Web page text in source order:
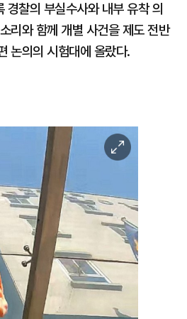
찰의 부실수사와 내부 유착 의
리와 함께 개별 사건을 제도 전반
논의의 시험대에 올랐다.
이
미
확
대